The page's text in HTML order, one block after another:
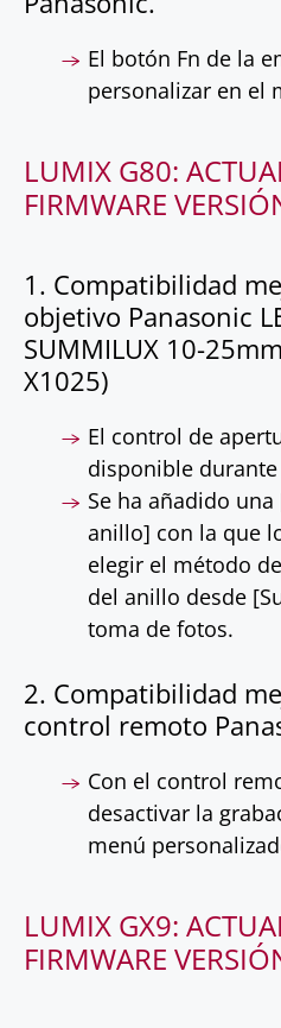
El botón Fn de la
personalizar en el
LUMIX G80:
FIRMWARE
1. Compatibilidad
objetivo Panasonic
SUMMILUX 10-
X1025)
El control de
disponible
Se ha añadido
anillo] con la que
elegir el método
del anillo desde
toma de fotos.
2. Compatibilidad
control remoto
Con el control
desactivar la
menú
LUMIX GX9:
FIRMWARE